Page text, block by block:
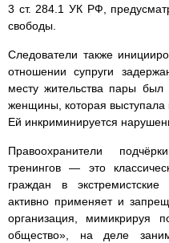
3 ст. 284.1 УК РФ,
свободы.
Следователи также
отношении супруги
месту жительства пары был
женщины, которая выступала
Ей инкриминируется
Правоохранители
тренингов — это
граждан в
активно применяет и
организация, мимикрируя
общество», на деле